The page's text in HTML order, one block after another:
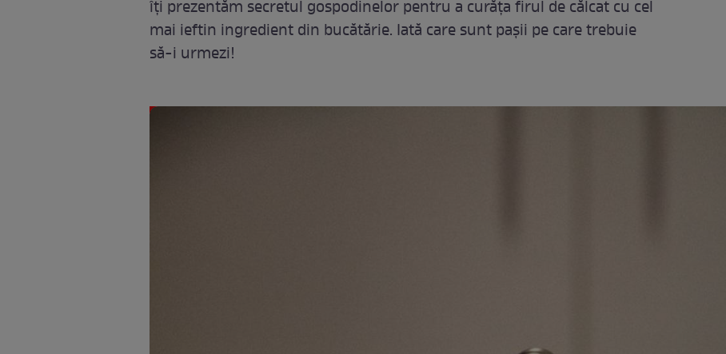
îți prezentăm secretul gospodinelor pentru a curăța firul de călcat cu cel
mai ieftin ingredient din bucătărie. Iată care sunt pașii pe care trebuie
să-i urmezi!